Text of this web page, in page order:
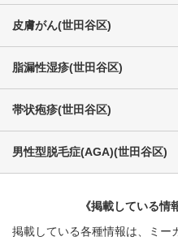
皮膚がん(世田谷区)
脂漏性湿疹(世田谷区)
帯状疱疹(世田谷区)
男性型脱毛症(AGA)(世田谷区)
《掲載している情
掲載している各種情報は、ミー